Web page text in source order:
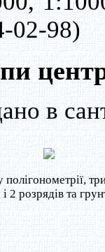
02-98)
в
і 2 розрядів та